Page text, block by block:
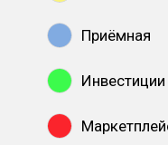
Приёмная
Инвестиции